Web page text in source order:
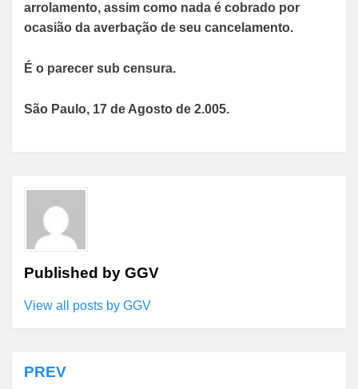
arrolamento, assim como nada é cobrado por
ocasião da averbação de seu cancelamento.
É o parecer sub censura.
São Paulo, 17 de Agosto de 2.005.
Published by GGV
View all posts by GGV
Navegação
PREV